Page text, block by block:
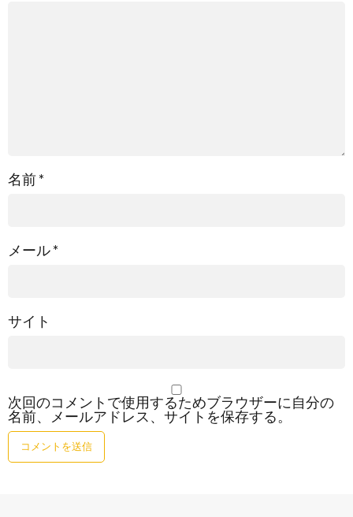
名前*
メール*
サイト
次回のコメントで使用するためブラウザーに自分の
名前、メールアドレス、サイトを保存する。